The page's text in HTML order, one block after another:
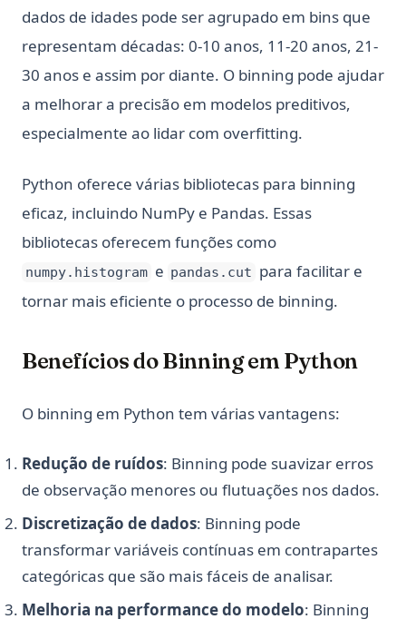
dados de idades pode ser agrupado em bins que
representam décadas: 0-10 anos, 11-20 anos, 21-
30 anos e assim por diante. O binning pode ajudar
a melhorar a precisão em modelos preditivos,
especialmente ao lidar com overfitting.
Python oferece várias bibliotecas para binning
eficaz, incluindo NumPy e Pandas. Essas
bibliotecas oferecem funções como
numpy.histogram e pandas.cut para facilitar e
tornar mais eficiente o processo de binning.
Benefícios do Binning em Python
O binning em Python tem várias vantagens:
Redução de ruídos: Binning pode suavizar erros
de observação menores ou flutuações nos dados.
Discretização de dados: Binning pode
transformar variáveis contínuas em contrapartes
categóricas que são mais fáceis de analisar.
Melhoria na performance do modelo: Binning